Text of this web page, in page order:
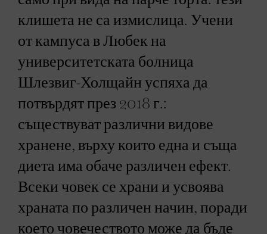
клишета не са измислица. Учени
от кампуса в Любек на
университетската болница
Шлезвиг-Холщайн успяха да
потвърдят през 2018 г.:
съществуват различни видове
хранене, върху които една и съща
диета има обаче различен ефект.
Всеки човек се храни и усвоява
храната по различен начин, поради
което човечеството може да бъде